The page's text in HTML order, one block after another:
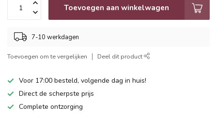
Toevoegen aan winkelwagen
7-10 werkdagen
Toevoegen om te vergelijken Deel dit product
Voor 17:00 besteld, volgende dag in huis!
Direct de scherpste prijs
Complete ontzorging